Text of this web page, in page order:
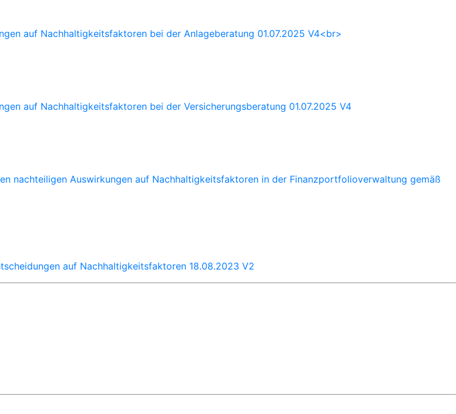
auf Nachhaltigkeitsfaktoren bei der Anlageberatung 01.07.2025 V4<br>
auf Nachhaltigkeitsfaktoren bei der Versicherungsberatung 01.07.2025 V4
nachteiligen Auswirkungen auf Nachhaltigkeitsfaktoren in der Finanzportfolioverwaltung gemäß
auf Nachhaltigkeitsfaktoren 18.08.2023 V2